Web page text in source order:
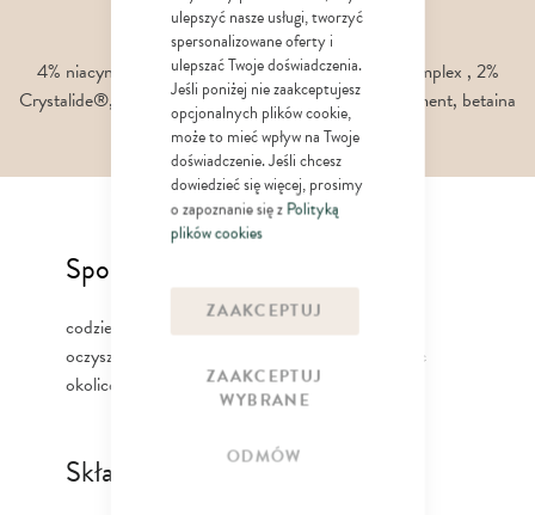
ulepszyć nasze usługi, tworzyć
spersonalizowane oferty i
ulepszać Twoje doświadczenia.
Jeśli poniżej nie zaakceptujesz
opcjonalnych plików cookie,
może to mieć wpływ na Twoje
doświadczenie. Jeśli chcesz
dowiedzieć się więcej, prosimy
o zapoznanie się zPolityką
plików cookies
ZAAKCEPTUJ
ZAAKCEPTUJ
WYBRANE
ODMÓW
Składniki aktywne
4% niacynamid, kwas salicylowy, 2% Cynk PCA Complex , 2%
Crystalide®, ceramidy, postbiotyk - Lactobacillus Ferment, betaina
cukrowa, olej canola, masło shea
Sposób użycia
codziennie rano i wieczorem wmasuj krem w
oczyszczoną skórę twarzy, szyi i dekoltu, omijając
okolice oczu.
Składniki / Ingredients